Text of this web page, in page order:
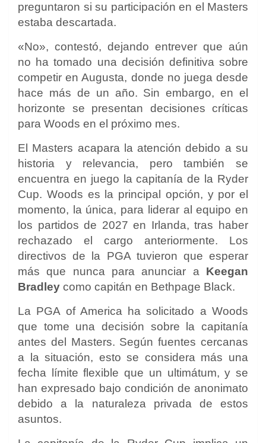
preguntaron si su participación en el Masters
estaba descartada.
«No», contestó, dejando entrever que aún
no ha tomado una decisión definitiva sobre
competir en Augusta, donde no juega desde
hace más de un año. Sin embargo, en el
horizonte se presentan decisiones críticas
para Woods en el próximo mes.
El Masters acapara la atención debido a su
historia y relevancia, pero también se
encuentra en juego la capitanía de la Ryder
Cup. Woods es la principal opción, y por el
momento, la única, para liderar al equipo en
los partidos de 2027 en Irlanda, tras haber
rechazado el cargo anteriormente. Los
directivos de la PGA tuvieron que esperar
más que nunca para anunciar a Keegan
Bradley como capitán en Bethpage Black.
La PGA of America ha solicitado a Woods
que tome una decisión sobre la capitanía
antes del Masters. Según fuentes cercanas
a la situación, esto se considera más una
fecha límite flexible que un ultimátum, y se
han expresado bajo condición de anonimato
debido a la naturaleza privada de estos
asuntos.